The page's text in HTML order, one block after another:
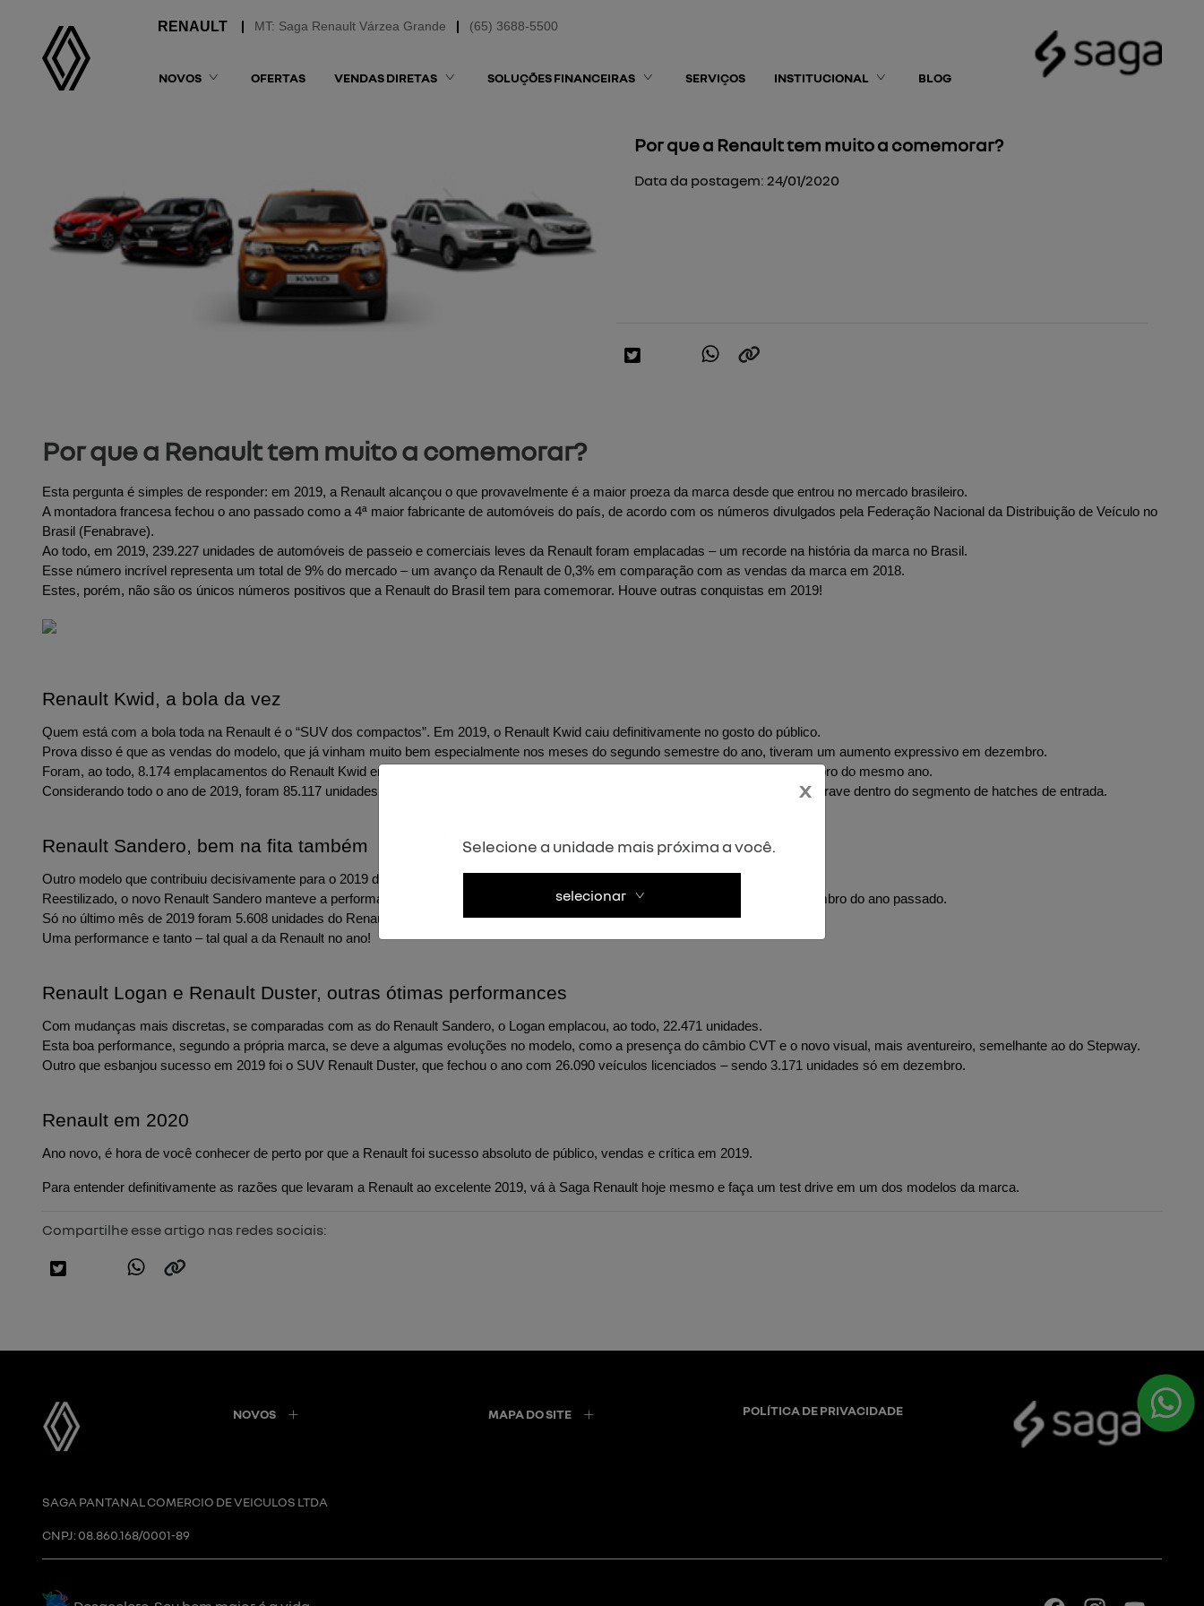
(65) 3688-5500
MT: Saga Renault Várzea Grande
NOVOS OFERTAS VENDAS DIRETAS SOLUÇÕES FINANCEIRAS SERVIÇOS INSTITUCIONAL BLOG
Por que a Renault tem muito a comemorar?
Data da postagem: 24/01/2020
Por que a Renault tem muito a comemorar?
Esta pergunta é simples de responder: em 2019, a Renault alcançou o que provavelmente é a maior proeza da marca desde que entrou no mercado brasileiro.
A montadora francesa fechou o ano passado como a 4ª maior fabricante de automóveis do país, de acordo com os números divulgados pela Federação Nacional da Distribuição de Veículo no
Brasil (Fenabrave).
Ao todo, em 2019, 239.227 unidades de automóveis de passeio e comerciais leves da Renault foram emplacadas – um recorde na história da marca no Brasil.
Esse número incrível representa um total de 9% do mercado – um avanço da Renault de 0,3% em comparação com as vendas da marca em 2018.
Estes, porém, não são os únicos números positivos que a Renault do Brasil tem para comemorar. Houve outras conquistas em 2019!
Renault Kwid, a bola da vez
Quem está com a bola toda na Renault é o “SUV dos compactos”. Em 2019, o Renault Kwid caiu definitivamente no gosto do público.
Prova disso é que as vendas do modelo, que já vinham muito bem especialmente nos meses do segundo semestre do ano, tiveram um aumento expressivo em dezembro.
Foram, ao todo, 8.174 emplacamentos do Renault Kwid em dezembro – número bem mais elevado que as 6.009 unidades de novembro do mesmo ano.
Considerando todo o ano de 2019, foram 85.117 unidades do Renault Kwid vendidas, o que deu ao modelo o topo do ranking da Fenabrave dentro do segmento de hatches de entrada.
Renault Sandero, bem na fita também
Outro modelo que contribuiu decisivamente para o 2019 de ouro da Renault foi o hatch Sandero.
Reestilizado, o novo Renault Sandero manteve a performance de sucesso, somando 50.303 unidades emplacadas de janeiro a dezembro do ano passado.
Só no último mês de 2019 foram 5.608 unidades do Renault Sandero vendidas em todo o país, de acordo com a Fenabrave.
Uma performance e tanto – tal qual a da Renault no ano!
Renault Logan e Renault Duster, outras ótimas performances
Com mudanças mais discretas, se comparadas com as do Renault Sandero, o Logan emplacou, ao todo, 22.471 unidades.
Esta boa performance, segundo a própria marca, se deve a algumas evoluções no modelo, como a presença do câmbio CVT e o novo visual, mais aventureiro, semelhante ao do Stepway.
Outro que esbanjou sucesso em 2019 foi o SUV Renault Duster, que fechou o ano com 26.090 veículos licenciados – sendo 3.171 unidades só em dezembro.
Renault em 2020
Ano novo, é hora de você conhecer de perto por que a Renault foi sucesso absoluto de público, vendas e crítica em 2019.
Para entender definitivamente as razões que levaram a Renault ao excelente 2019, vá à Saga Renault hoje mesmo e faça um test drive em um dos modelos da marca.
Compartilhe esse artigo nas redes sociais:
NOVOS MAPA DO SITE POLÍTICA DE PRIVACIDADE
SAGA PANTANAL COMERCIO DE VEICULOS LTDA
CNPJ: 08.860.168/0001-89
x
Selecione a unidade mais próxima a você.
selecionar